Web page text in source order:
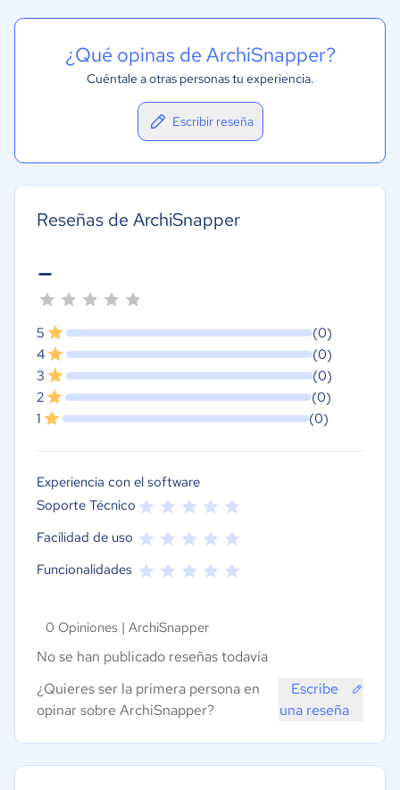
¿Qué opinas de ArchiSnapper?
Cuéntale a otras personas tu experiencia.
Escribir reseña
Reseñas de ArchiSnapper
-
5
(0)
4
(0)
3
(0)
2
(0)
1
(0)
Experiencia con el software
Soporte Técnico
Facilidad de uso
Funcionalidades
0 Opiniones | ArchiSnapper
No se han publicado reseñas todavía
¿Quieres ser la primera persona en
opinar sobre ArchiSnapper?
Escribe
una reseña